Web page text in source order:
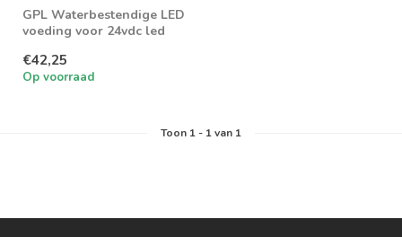
GPL Waterbestendige LED
voeding voor 24vdc led
€42,25
Op voorraad
Toon 1- 1van 1